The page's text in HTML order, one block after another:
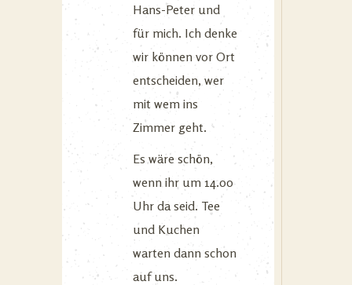
Hans-Peter und
für mich. Ich denke
wir können vor Ort
entscheiden, wer
mit wem ins
Zimmer geht.
Es wäre schön,
wenn ihr um 14.00
Uhr da seid. Tee
und Kuchen
warten dann schon
auf uns.